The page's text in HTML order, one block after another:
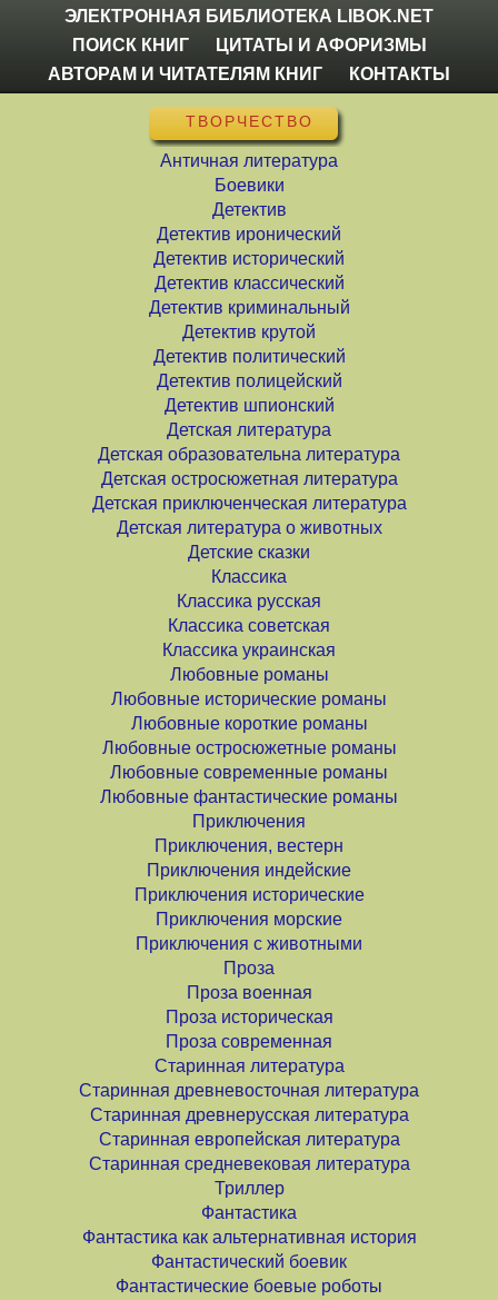
ЭЛЕКТРОННАЯ БИБЛИОТЕКА LIBOK.NET
ПОИСК КНИГ
ЦИТАТЫ И АФОРИЗМЫ
АВТОРАМ И ЧИТАТЕЛЯМ КНИГ
КОНТАКТЫ
ТВОРЧЕСТВО
Античная литература
Боевики
Детектив
Детектив иронический
Детектив исторический
Детектив классический
Детектив криминальный
Детектив крутой
Детектив политический
Детектив полицейский
Детектив шпионский
Детская литература
Детская образовательна литература
Детская остросюжетная литература
Детская приключенческая литература
Детская литература о животных
Детские сказки
Классика
Классика русская
Классика советская
Классика украинская
Любовные романы
Любовные исторические романы
Любовные короткие романы
Любовные остросюжетные романы
Любовные современные романы
Любовные фантастические романы
Приключения
Приключения, вестерн
Приключения индейские
Приключения исторические
Приключения морские
Приключения с животными
Проза
Проза военная
Проза историческая
Проза современная
Старинная литература
Старинная древневосточная литература
Старинная древнерусская литература
Старинная европейская литература
Старинная средневековая литература
Триллер
Фантастика
Фантастика как альтернативная история
Фантастический боевик
Фантастические боевые роботы